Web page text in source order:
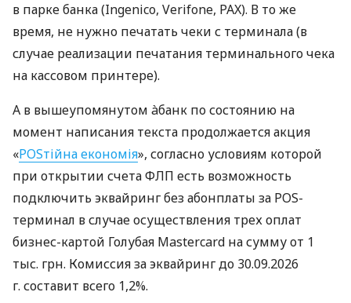
в парке банка (Ingenico, Verifone, PAX). В то же
время, не нужно печатать чеки с терминала (в
случае реализации печатания терминального чека
на кассовом принтере).
А в вышеупомянутом àбанк по состоянию на
момент написания текста продолжается акция
«POSтійна економія», согласно условиям которой
при открытии счета ФЛП есть возможность
подключить эквайринг без абонплаты за POS-
терминал в случае осуществления трех оплат
бизнес-картой Голубая Mastercard на сумму от 1
тыс. грн. Комиссия за эквайринг до 30.09.2026
г. составит всего 1,2%.